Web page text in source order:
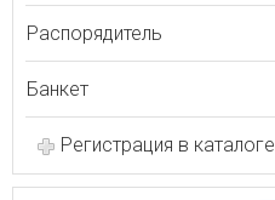
Распорядитель
Банкет
Регистрация в каталоге